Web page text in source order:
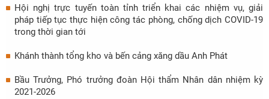
Hội nghị trực tuyến toàn tỉnh triển khai các nhiệm vụ, giải
pháp tiếp tục thực hiện công tác phòng, chống dịch COVID-19
trong thời gian tới
Khánh thành tổng kho và bến cảng xăng dầu Anh Phát
Bầu Trưởng, Phó trưởng đoàn Hội thẩm Nhân dân nhiệm kỳ
2021-2026